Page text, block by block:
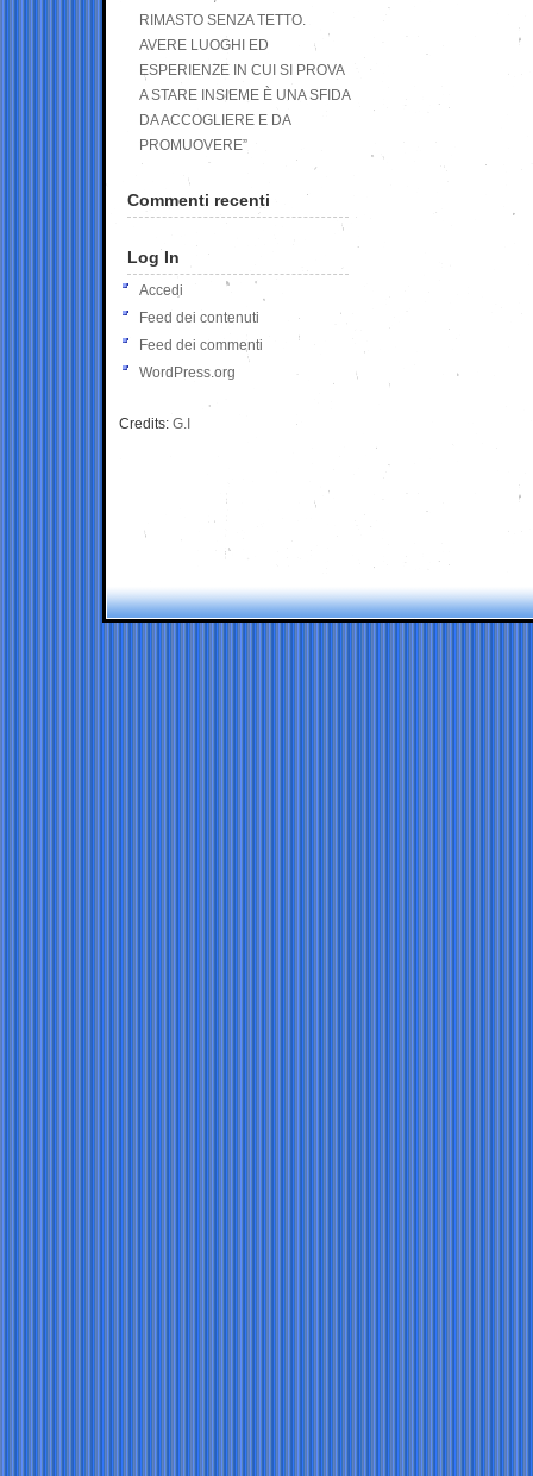
RIMASTO SENZA TETTO.
AVERE LUOGHI ED
ESPERIENZE IN CUI SI PROVA
A STARE INSIEME È UNA SFIDA
DA ACCOGLIERE E DA
PROMUOVERE”
Commenti recenti
Log In
Accedi
Feed dei contenuti
Feed dei commenti
WordPress.org
Credits: G.I